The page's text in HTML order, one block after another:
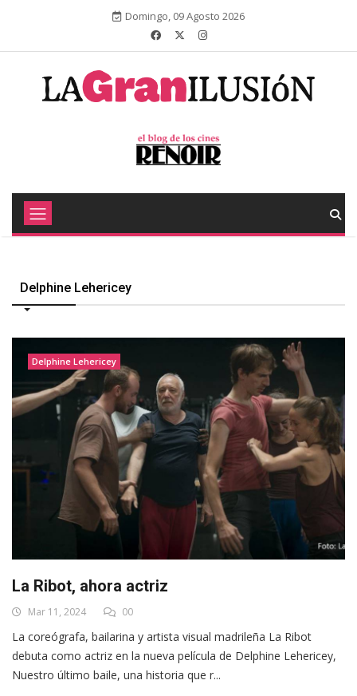
Domingo, 09 Agosto 2026
Delphine Lehericey
Delphine Lehericey
La Ribot, ahora actriz
Mar 11, 2024 00
La coreógrafa, bailarina y artista visual madrileña La Ribot
debuta como actriz en la nueva película de Delphine Lehericey,
Nuestro último baile, una historia que r...